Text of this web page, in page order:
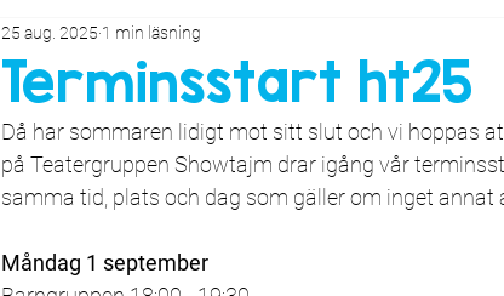
Terminsstart ht25
25 aug. 2025 1 min läsning
Då har sommaren lidigt mot sitt slut och vi hoppas
på Teatergruppen Showtajm drar igång vår
samma tid, plats och dag som gäller om inget annat
Måndag 1 september